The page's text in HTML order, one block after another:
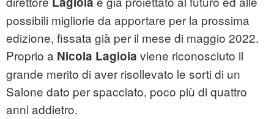
possibili migliorie da apportare per la prossima
edizione, fissata già per il mese di maggio 2022.
Proprio a Nicola Lagioia viene riconosciuto il
grande merito di aver risollevato le sorti di un
Salone dato per spacciato, poco più di quattro
anni addietro.